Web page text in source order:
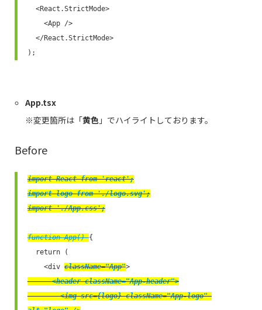
);
App.tsx
※変更箇所は「黄色 」でハイライトしております。
Before
import React from 'react';
import logo from './logo.svg';
import './App.css';
function App() {
    <div
className="App" >
      <header className="App-header">
        <img src={logo} className="App-logo"